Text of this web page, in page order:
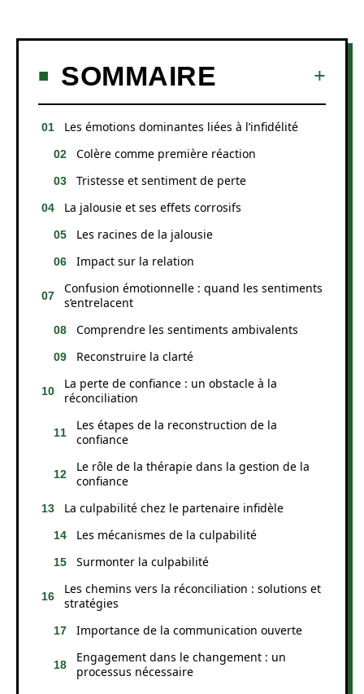
SOMMAIRE
Les émotions dominantes liées à l’infidélité
Colère comme première réaction
Tristesse et sentiment de perte
La jalousie et ses effets corrosifs
Les racines de la jalousie
Impact sur la relation
Confusion émotionnelle : quand les sentiments
s’entrelacent
Comprendre les sentiments ambivalents
Reconstruire la clarté
La perte de confiance : un obstacle à la
réconciliation
Les étapes de la reconstruction de la
confiance
Le rôle de la thérapie dans la gestion de la
confiance
La culpabilité chez le partenaire infidèle
Les mécanismes de la culpabilité
Surmonter la culpabilité
Les chemins vers la réconciliation : solutions et
stratégies
Importance de la communication ouverte
Engagement dans le changement : un
processus nécessaire